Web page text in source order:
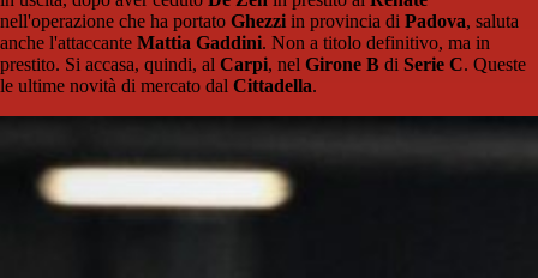
nell'operazione che ha portato Ghezzi in provincia di Padova, saluta
anche l'attaccante Mattia Gaddini. Non a titolo definitivo, ma in
prestito. Si accasa, quindi, al Carpi, nel Girone B di Serie C. Queste
le ultime novità di mercato dal Cittadella.